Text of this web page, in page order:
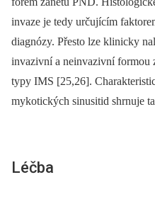
invaze je tedy určujícím
diagnózy. Přesto lze klinicky
invazivní a neinvazivní formou
typy IMS [25,26].
mykotických sinusitid shrnuje
Léčba